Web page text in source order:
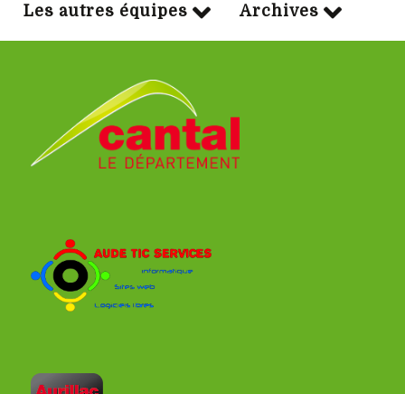
Les autres équipes Archives